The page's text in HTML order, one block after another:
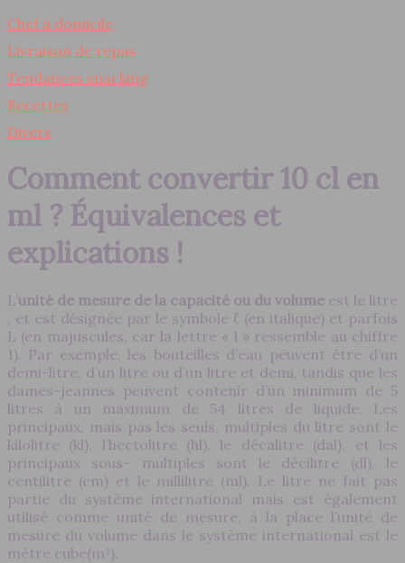
Chef à domicile
Livraison de repas
Tendances snacking
Recettes
Divers
Comment convertir 10 cl en
ml ? Équivalences et
explications !
L’unité de mesure de la capacité ou du volume est le litre
, et est désignée par le symbole ℓ (en italique) et parfois
L (en majuscules, car la lettre « l » ressemble au chiffre
1). Par exemple, les bouteilles d’eau peuvent être d’un
demi-litre, d’un litre ou d’un litre et demi, tandis que les
dames-jeannes peuvent contenir d’un minimum de 5
litres à un maximum de 54 litres de liquide. Les
principaux, mais pas les seuls, multiples du litre sont le
kilolitre (kl), l’hectolitre (hl), le décalitre (dal), et les
principaux sous- multiples sont le décilitre (dl), le
centilitre (cm) et le millilitre (ml). Le litre ne fait pas
partie du système international mais est également
utilisé comme unité de mesure, à la place l’unité de
mesure du volume dans le système international est le
mètre cube(m³).